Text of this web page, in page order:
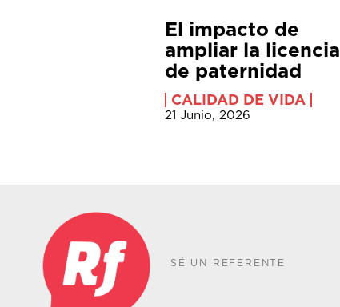
El impacto de
ampliar la licencia
de paternidad
CALIDAD DE VIDA
21 Junio, 2026
SÉ UN REFERENTE